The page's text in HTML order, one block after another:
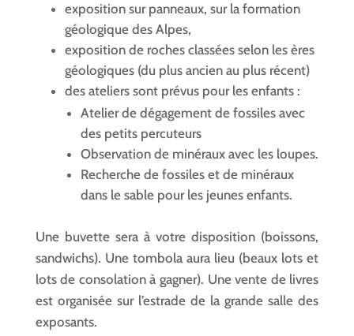
exposition sur panneaux, sur la formation
géologique des Alpes,
exposition de roches classées selon les ères
géologiques (du plus ancien au plus récent)
des ateliers sont prévus pour les enfants :
Atelier de dégagement de fossiles avec
des petits percuteurs
Observation de minéraux avec les loupes.
Recherche de fossiles et de minéraux
dans le sable pour les jeunes enfants.
Une buvette sera à votre disposition (boissons,
sandwichs). Une tombola aura lieu (beaux lots et
lots de consolation à gagner). Une vente de livres
est organisée sur l’estrade de la grande salle des
exposants.